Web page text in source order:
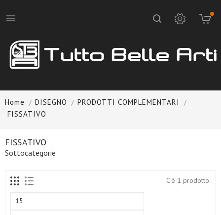

Home DISEGNO
PRODOTTI COMPLEMENTARI
FISSATIVO
FISSATIVO
Sottocategorie
C'è 1 prodotto.
15